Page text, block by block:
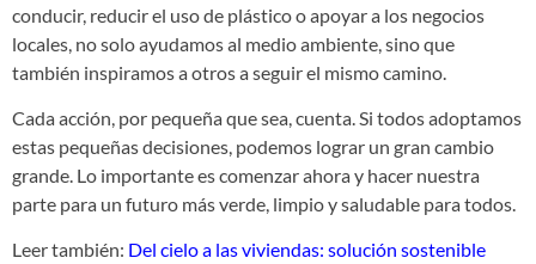
conducir, reducir el uso de plástico o apoyar a los negocios
locales, no solo ayudamos al medio ambiente, sino que
también inspiramos a otros a seguir el mismo camino.
Cada acción, por pequeña que sea, cuenta. Si todos adoptamos
estas pequeñas decisiones, podemos lograr un gran cambio
grande. Lo importante es comenzar ahora y hacer nuestra
parte para un futuro más verde, limpio y saludable para todos.
Leer también: Del cielo a las viviendas: solución sostenible